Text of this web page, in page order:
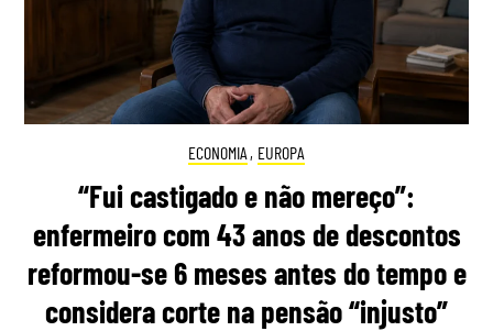
ECONOMIA , EUROPA
“Fui castigado e não mereço”:
enfermeiro com 43 anos de descontos
reformou-se 6 meses antes do tempo e
considera corte na pensão “injusto”